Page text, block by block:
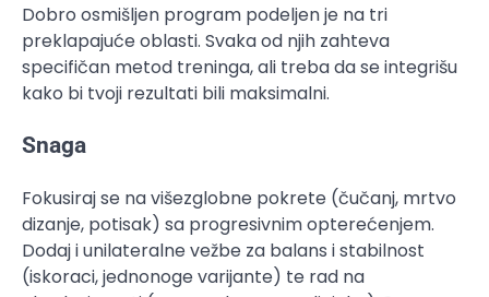
Dobro osmišljen program podeljen je na tri
preklapajuće oblasti. Svaka od njih zahteva
specifičan metod treninga, ali treba da se integrišu
kako bi tvoji rezultati bili maksimalni.
Snaga
Fokusiraj se na višezglobne pokrete (čučanj, mrtvo
dizanje, potisak) sa progresivnim opterećenjem.
Dodaj i unilateralne vežbe za balans i stabilnost
(iskoraci, jednonoge varijante) te rad na